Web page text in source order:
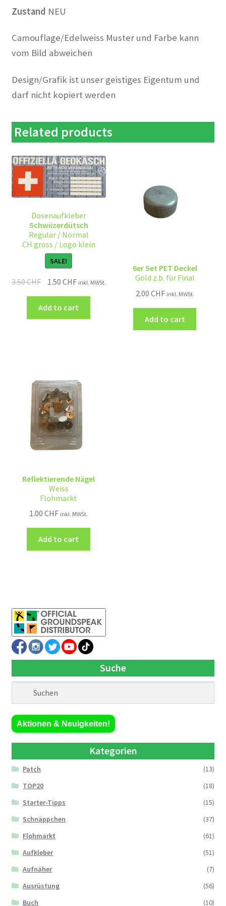
Zustand NEU
Camouflage/Edelweiss Muster und Farbe kann
vom Bild abweichen
Design/Grafik ist unser geistiges Eigentum und
darf nicht kopiert werden
Related products
Dosenaufkleber
Schwiizerdütsch
Regular / Normal
CH gross / Logo klein
SALE!
3.50CHF 1.50 CHF inkl. MWSt.
Add to cart
6er Set PET Deckel
Gold z.b. für Final
2.00 CHF inkl. MWSt.
Add to cart
Reflektierende Nägel
Weiss
Flohmarkt
1.00CHF inkl. MWSt.
Add to cart
Suche
Aktionen & Neuigkeiten!
Kategorien
Patch
(13)
TOP20
(18)
Starter-Tipps
(15)
Schnäppchen
(37)
Flohmarkt
(61)
Aufkleber
(51)
Aufnäher
(7)
Ausrüstung
(56)
Buch
(10)